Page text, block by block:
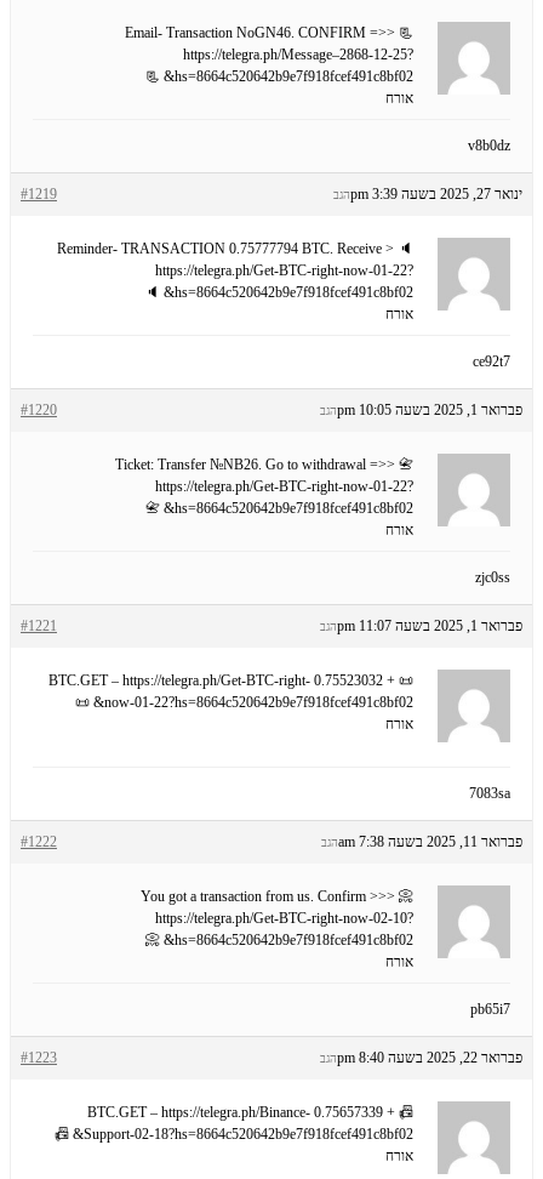
📃 Email- Transaction NoGN46. CONFIRM =>>
https://telegra.ph/Message–2868-12-25?
hs=8664c520642b9e7f918fcef491c8bf02& 📃
אורח
v8b0dz
ינואר 27, 2025 בשעה 3:39 pm #1219 הגב
🔈 Reminder- TRANSACTION 0.75777794 BTC. Receive >
https://telegra.ph/Get-BTC-right-now-01-22?
hs=8664c520642b9e7f918fcef491c8bf02& 🔈
אורח
ce92t7
פברואר 1, 2025 בשעה 10:05 pm #1220 הגב
📇 Ticket: Transfer №NB26. Go to withdrawal =>>
https://telegra.ph/Get-BTC-right-now-01-22?
hs=8664c520642b9e7f918fcef491c8bf02& 📇
אורח
zjc0ss
פברואר 1, 2025 בשעה 11:07 pm #1221 הגב
📜 + 0.75523032 BTC.GET – https://telegra.ph/Get-BTC-right-
now-01-22?hs=8664c520642b9e7f918fcef491c8bf02& 📜
אורח
7083sa
פברואר 11, 2025 בשעה 7:38 am #1222 הגב
📀 You got a transaction from us. Confirm >>>
https://telegra.ph/Get-BTC-right-now-02-10?
hs=8664c520642b9e7f918fcef491c8bf02& 📀
אורח
pb65i7
פברואר 22, 2025 בשעה 8:40 pm #1223 הגב
📠 + 0.75657339 BTC.GET – https://telegra.ph/Binance-
Support-02-18?hs=8664c520642b9e7f918fcef491c8bf02& 📠
אורח